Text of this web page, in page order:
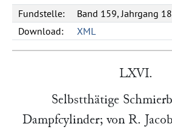
Fundstelle:
Band 159, Jahrgang
Download:
XML
LXVI.
Selbstthätige
Dampfcylinder; von R.